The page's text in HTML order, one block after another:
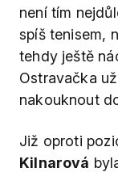
není tím
spíš tenisem,
tehdy ještě
Ostravačka
nakouknout
Již oproti
Kilnarová